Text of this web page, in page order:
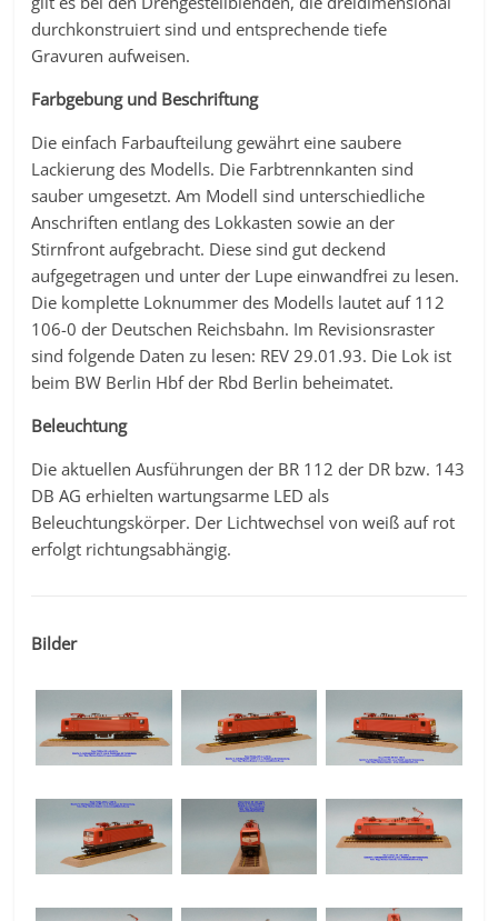
durchkonstruiert sind und entsprechende tiefe
Gravuren aufweisen.
Farbgebung und Beschriftung
Die einfach Farbaufteilung gewährt eine saubere
Lackierung des Modells. Die Farbtrennkanten sind
sauber umgesetzt. Am Modell sind unterschiedliche
Anschriften entlang des Lokkasten sowie an der
Stirnfront aufgebracht. Diese sind gut deckend
aufgegetragen und unter der Lupe einwandfrei zu lesen.
Die komplette Loknummer des Modells lautet auf 112
106-0 der Deutschen Reichsbahn. Im Revisionsraster
sind folgende Daten zu lesen: REV 29.01.93. Die Lok ist
beim BW Berlin Hbf der Rbd Berlin beheimatet.
Beleuchtung
Die aktuellen Ausführungen der BR 112 der DR bzw. 143
DB AG erhielten wartungsarme LED als
Beleuchtungskörper. Der Lichtwechsel von weiß auf rot
erfolgt richtungsabhängig.
Bilder